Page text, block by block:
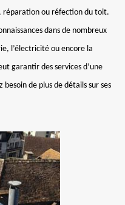
ou réfection du toit.
dans de nombreux
l’électricité ou encore la
garantir des services d’une
de plus de détails sur ses